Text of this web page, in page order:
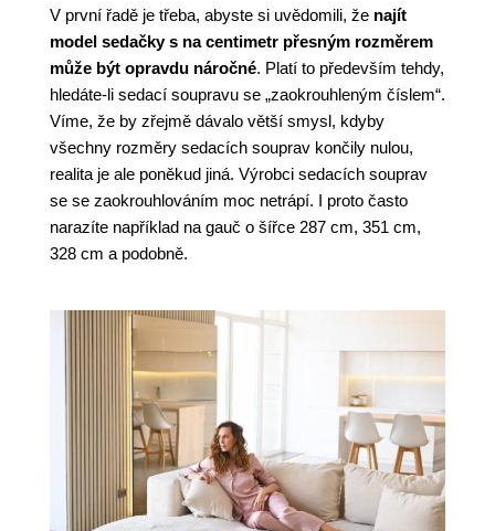
V první řadě je třeba, abyste si uvědomili, že najít
model sedačky s na centimetr přesným rozměrem
může být opravdu náročné. Platí to především tehdy,
hledáte-li sedací soupravu se „zaokrouhleným číslem“.
Víme, že by zřejmě dávalo větší smysl, kdyby
všechny rozměry sedacích souprav končily nulou,
realita je ale poněkud jiná. Výrobci sedacích souprav
se se zaokrouhlováním moc netrápí. I proto často
narazíte například na gauč o šířce 287 cm, 351 cm,
328 cm a podobně.